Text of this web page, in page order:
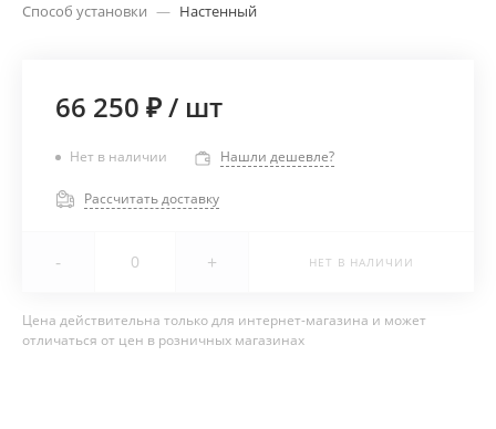
Способ установки — Настенный
66 250 ₽/ шт
Нет в наличии Нашли дешевле?
Рассчитать доставку
- + НЕТ В НАЛИЧИИ
Цена действительна только для интернет-магазина и может
отличаться от цен в розничных магазинах